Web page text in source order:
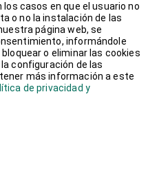
casos en que el usuario no
o no la instalación de las
página web, se
informándole
o eliminar las cookies
configuración de las
más información a este
de privacidad y